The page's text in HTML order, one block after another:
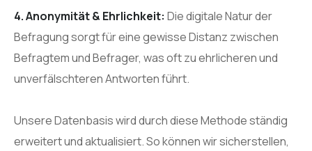
4. Anonymität & Ehrlichkeit: Die digitale Natur der
Befragung sorgt für eine gewisse Distanz zwischen
Befragtem und Befrager, was oft zu ehrlicheren und
unverfälschteren Antworten führt.
Unsere Datenbasis wird durch diese Methode ständig
erweitert und aktualisiert. So können wir sicherstellen,